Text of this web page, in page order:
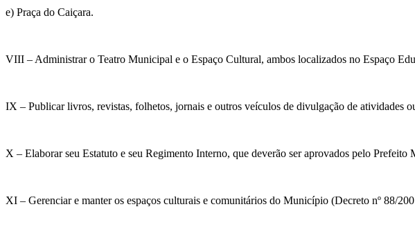
e) Praça do Caiçara.
VIII – Administrar o Teatro Municipal e o Espaço Cultural, ambos localizados no Espaço
IX – Publicar livros, revistas, folhetos, jornais e outros veículos de divulgação de atividades
X – Elaborar seu Estatuto e seu Regimento Interno, que deverão ser aprovados pelo
XI – Gerenciar e manter os espaços culturais e comunitários do Município (Decreto nº 88/